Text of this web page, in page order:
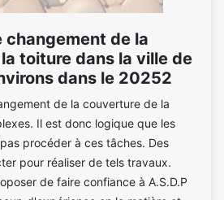
changement de la
toiture dans la ville de
dans le 20252
de la couverture de la
Il est donc logique que les
procéder à ces tâches. Des
pour réaliser de tels travaux.
de faire confiance à A.S.D.P